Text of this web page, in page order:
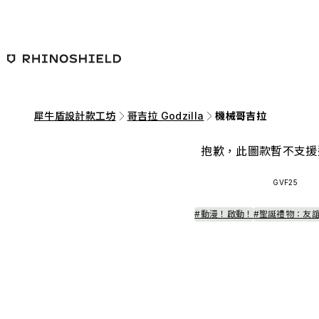
犀牛盾設計款工坊 哥吉拉 Godzilla 機械哥吉拉
抱歉，此圖款暫不支
GVF25
#動漫！啟動！ #聖誕禮物：友